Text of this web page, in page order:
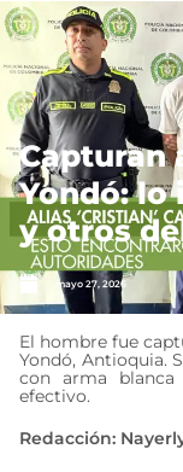
Capturan
Yondó:
y otros
mayo 27, 2026
El hombre fue
Yondó, Antioquia.
con arma
efectivo.
Redacción: